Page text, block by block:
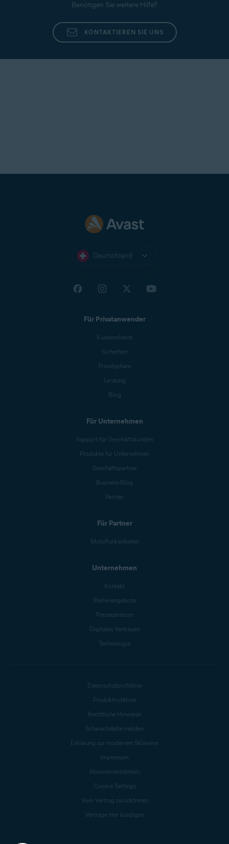
Benötigen Sie weitere Hilfe?
KONTAKTIEREN SIE UNS
Deutschland
Für Privatanwender
Kundendienst
Sicherheit
Privatsphäre
Leistung
Blog
Für Unternehmen
Support für Geschäftskunden
Produkte für Unternehmen
Geschäftspartner
Business-Blog
Partner
Für Partner
Mobilfunkanbieter
Unternehmen
Kontakt
Stellenangebote
Pressezentrum
Digitales Vertrauen
Technologie
Datenschutzrichtlinie
Produktrichtlinie
Rechtliche Hinweise
Schwachstelle melden
Erklärung zur modernen Sklaverei
Impressum
Abonnementdetails
Cookie Settings
Vom Vertrag zurücktreten
Verträge hier kündigen